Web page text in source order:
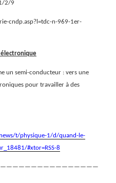
2/9
cndp.asp?l=tdc-n-969-1er-
un semi-conducteur : vers une
pour travailler à des
t/physique-1/d/quand-le-
#xtor=RSS-8